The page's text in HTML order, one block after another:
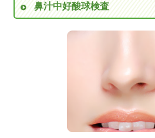
鼻汁中好酸球検査